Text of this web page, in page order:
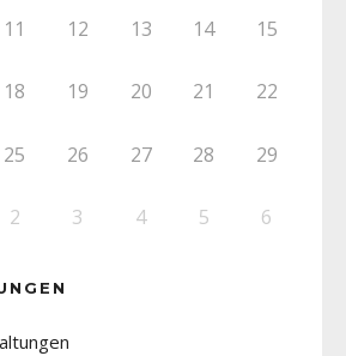
11 12 13 14 15
18 19 20 21 22
25 26 27 28 29
2 3 4 5 6